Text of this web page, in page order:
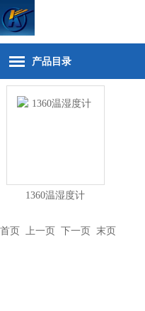
产品目录
1360温湿度计
首页 上一页 下一页 末页